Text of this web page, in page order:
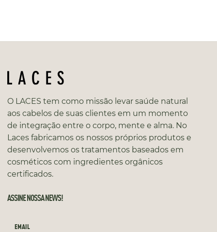
O LACES tem como missão levar saúde natural
aos cabelos de suas clientes em um momento
de integração entre o corpo, mente e alma. No
Laces fabricamos os nossos próprios produtos e
desenvolvemos os tratamentos baseados em
cosméticos com ingredientes orgânicos
certificados.
ASSINE NOSSA NEWS!
EMAIL